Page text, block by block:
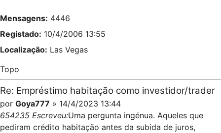
Mensagens: 4446
Registado: 10/4/2006 13:55
Localização: Las Vegas
Topo
Re: Empréstimo habitação como investidor/trader
por Goya777 » 14/4/2023 13:44
654235 Escreveu:Uma pergunta ingénua. Aqueles que
pediram crédito habitação antes da subida de juros,